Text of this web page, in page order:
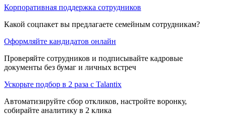
Корпоративная поддержка сотрудников
Какой соцпакет вы предлагаете семейным сотрудникам?
Оформляйте кандидатов онлайн
Проверяйте сотрудников и подписывайте кадровые
документы без бумаг и личных встреч
Ускорьте подбор в 2 раза с Talantix
Автоматизируйте сбор откликов, настройте воронку,
собирайте аналитику в 2 клика